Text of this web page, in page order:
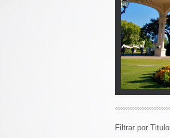
Filtrar por Titulo